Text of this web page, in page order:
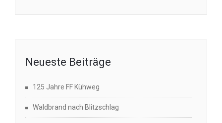
Neueste Beiträge
125 Jahre FF Kühweg
Waldbrand nach Blitzschlag